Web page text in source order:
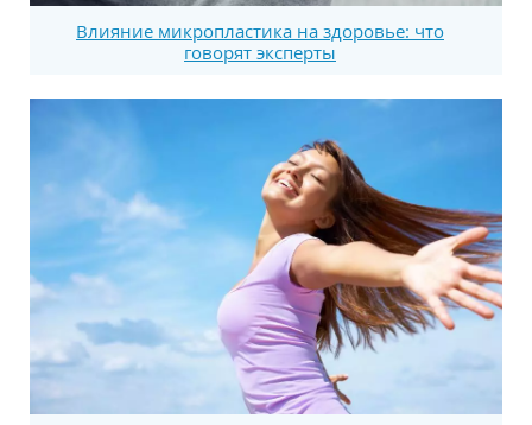
Влияние микропластика на здоровье: что
говорят эксперты